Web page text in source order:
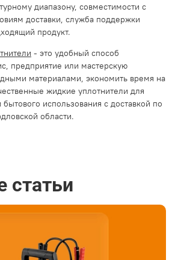
диапазону, совместимости с
доставки, служба поддержки
продукт.
- это удобный способ
предприятие или мастерскую
материалами, экономить время на
жидкие уплотнители для
использования с доставкой по
области.
статьи